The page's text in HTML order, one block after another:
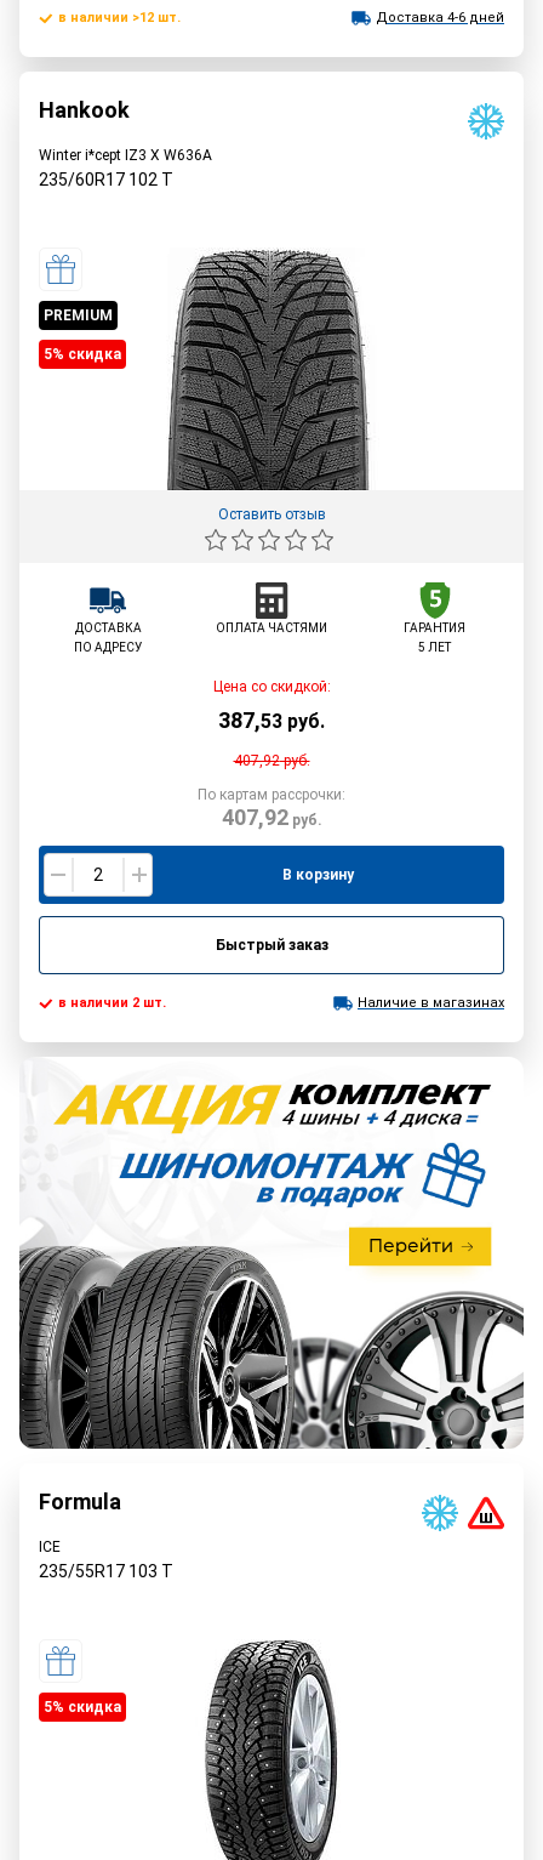
в наличии >12 шт. Доставка 4-6 дней
Hankook
Winter i*cept IZ3 X W636A
235/60R17 102 T
PREMIUM
5% cкидка
Оставить отзыв
ДОСТАВКА
ПО АДРЕСУ
ОПЛАТА ЧАСТЯМИ
ГАРАНТИЯ
5 ЛЕТ
Цена со скидкой:
387,53 руб.
407,92руб.
По картам рассрочки:
407,92руб.
В корзину
Быстрый заказ
в наличии 2 шт. Наличие в магазинах
Formula
ICE
235/55R17 103 T
5% cкидка